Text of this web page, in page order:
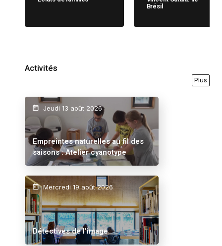
Brésil
Activités
Plus
Jeudi 13 août 2026
Empreintes naturelles au fil des
saisons : Atelier cyanotype
Mercredi 19 août 2026
Détectives de l’image